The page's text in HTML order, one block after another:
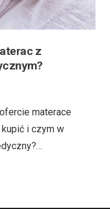
z
materace
i czym w